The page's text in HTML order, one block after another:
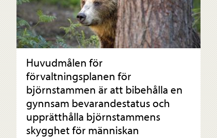
Huvudmålen för
förvaltningsplanen för
björnstammen är att bibehålla en
gynnsam bevarandestatus och
upprätthålla björnstammens
skygghet för människan